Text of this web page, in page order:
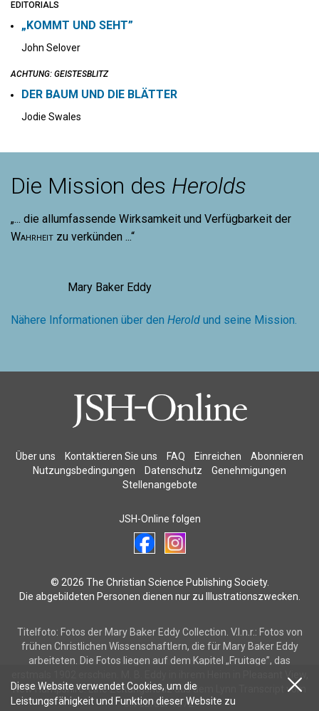
EDITORIALS
„KOMMT UND SEHT”
John Selover
ACHTUNG: GEISTESBLITZ
DER BAUM UND DIE BLÄTTER
Jodie Swales
Die Mission des Herolds
„... die allumfassende Wirksamkeit und Verfügbarkeit der
Wahrheit zu verkünden ...“
Mary Baker Eddy
Nähere Informationen über den Herold und seine Mission.
Über uns Kontaktieren Sie uns FAQ Einreichen
Abonnieren
Nutzungsbedingungen
Datenschutz
Genehmigungen
Stellenangebote
JSH-Online folgen
© 2026 The Christian Science Publishing Society.
Die abgebildeten Personen dienen nur zu Illustrationszwecken.
Titelfoto: Fotos der Mary Baker Eddy Collection. V.l.n.r.: Fotos von
frühen Christlichen Wissenschaftlern, die für Mary Baker Eddy
arbeiteten. Die Fotos liegen auf dem Kapitel „Fruitage”, das
erstmals 1902 erschien. M. B. Eddy in ihrem Heim in Pleasant View,
New Hampshire. Eine Zeitungsnotiz aus dem Lynn Transcript vom
3. Februar 1872.
Diese Website verwendet Cookies, um die
Leistungsfähigkeit und Funktion dieser Website zu